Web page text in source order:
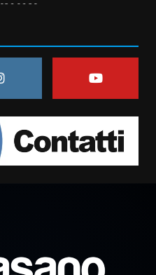
06:20
“L’Albergo
Il rapimento”
06:15
nuovo
con “Fasano in
di calcio”
06:00